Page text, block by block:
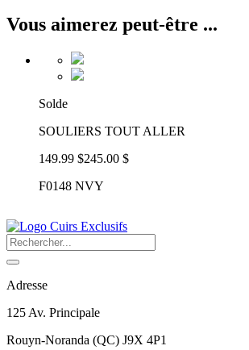
Vous aimerez peut-être ...
Solde
SOULIERS TOUT ALLER
149.99 $245.00 $
F0148 NVY
Adresse
125 Av. Principale
Rouyn-Noranda (QC) J9X 4P1